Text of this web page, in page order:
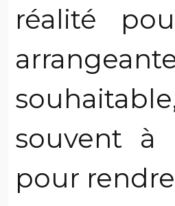
réalité
souvent à
pour